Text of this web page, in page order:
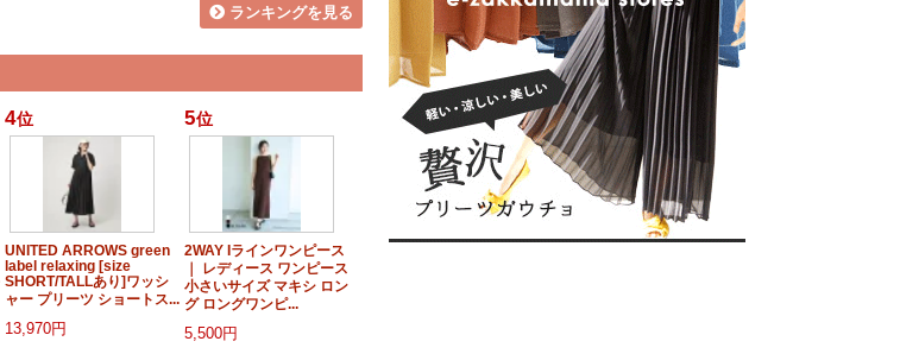
ランキングを見る
4位
UNITED ARROWS green
label relaxing [size
SHORT/TALLあり]ワッシ
ャー プリーツ ショートス...
13,970円
5位
2WAY Iラインワンピース
｜ レディース ワンピース
小さいサイズ マキシ ロン
グ ロングワンピ...
5,500円